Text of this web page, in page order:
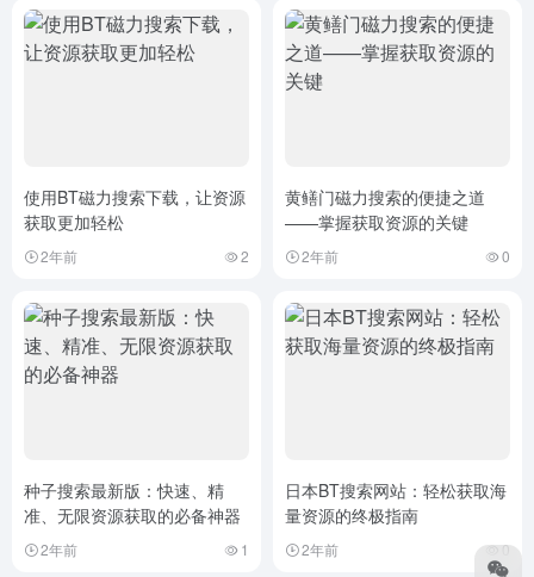
使用BT磁力搜索下载，让资源
获取更加轻松
2年前 2
黄鳝门磁力搜索的便捷之道
——掌握获取资源的关键
2年前 0
种子搜索最新版：快速、精
准、无限资源获取的必备神器
2年前 1
日本BT搜索网站：轻松获取海
量资源的终极指南
2年前 0